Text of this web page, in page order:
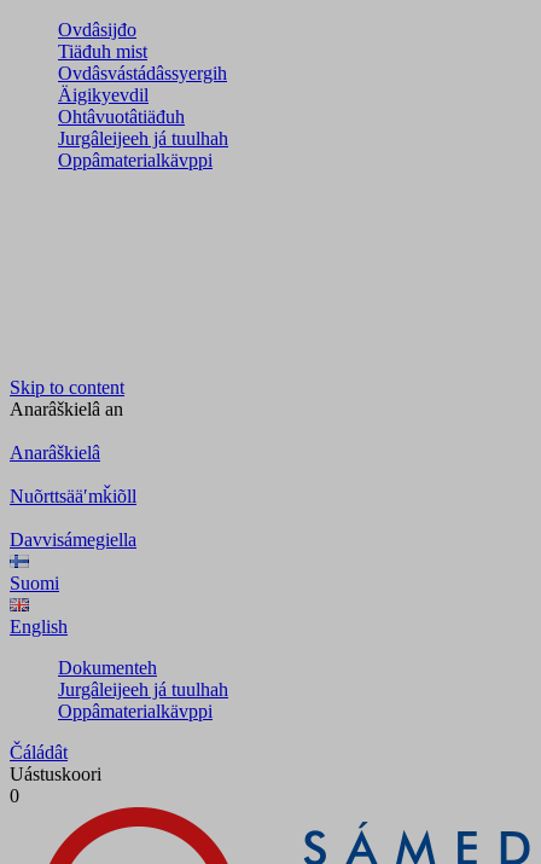
Ovdâsijđo
Tiäđuh mist
Ovdâsvástádâssyergih
Äigikyevdil
Ohtâvuotâtiäđuh
Jurgâleijeeh já tuulhah
Oppâmaterialkävppi
Skip to content
Anarâškielâ an
Anarâškielâ
Nuõrttsääʹmǩiõll
Davvisámegiella
Suomi
English
Dokumenteh
Jurgâleijeeh já tuulhah
Oppâmaterialkävppi
Čáládât
Uástuskoori
0